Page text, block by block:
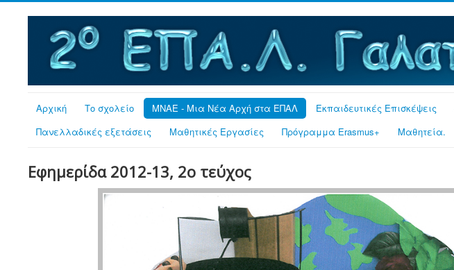
Αρχική Το σχολείο MNAE - Μια Νέα Αρχή στα ΕΠΑΛ Εκπαιδευτικές Επισκέψεις
Πανελλαδικές εξετάσεις
Μαθητικές Εργασίες Πρόγραμμα Erasmus+ Μαθητεία.
Εφημερίδα 2012-13, 2ο τεύχος